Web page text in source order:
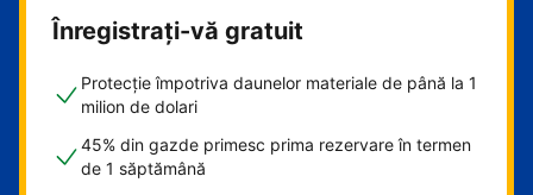
Înregistrați-vă gratuit
Protecție împotriva daunelor materiale de până la 1
milion de dolari
45% din gazde primesc prima rezervare în termen
de 1 săptămână